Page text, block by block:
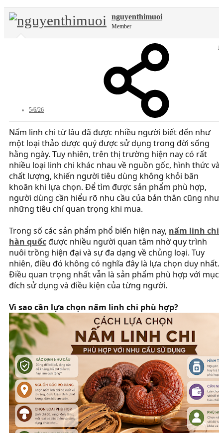
nguyenthimuoi
Member
5/6/26
Nấm linh chi từ lâu đã được nhiều người biết đến như
một loại thảo dược quý được sử dụng trong đời sống
hằng ngày. Tuy nhiên, trên thị trường hiện nay có rất
nhiều loại linh chi khác nhau về nguồn gốc, hình thức và
chất lượng, khiến người tiêu dùng không khỏi băn
khoăn khi lựa chọn. Để tìm được sản phẩm phù hợp,
người dùng cần hiểu rõ nhu cầu của bản thân cũng như
những tiêu chí quan trọng khi mua.
Trong số các sản phẩm phổ biến hiện nay, nấm linh chi
hàn quốcđược nhiều người quan tâm nhờ quy trình
nuôi trồng hiện đại và sự đa dạng về chủng loại. Tuy
nhiên, điều đó không có nghĩa đây là lựa chọn duy nhất.
Điều quan trọng nhất vẫn là sản phẩm phù hợp với mục
đích sử dụng và điều kiện của từng người.
Vì sao cần lựa chọn nấm linh chi phù hợp?